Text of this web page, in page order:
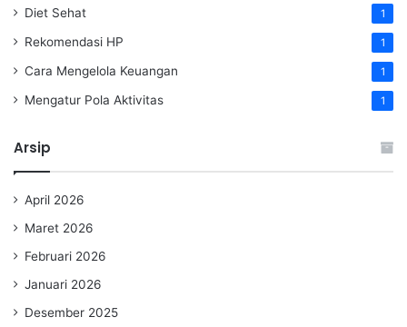
Diet Sehat 1
Rekomendasi HP 1
Cara Mengelola Keuangan 1
Mengatur Pola Aktivitas 1
Arsip
April 2026
Maret 2026
Februari 2026
Januari 2026
Desember 2025